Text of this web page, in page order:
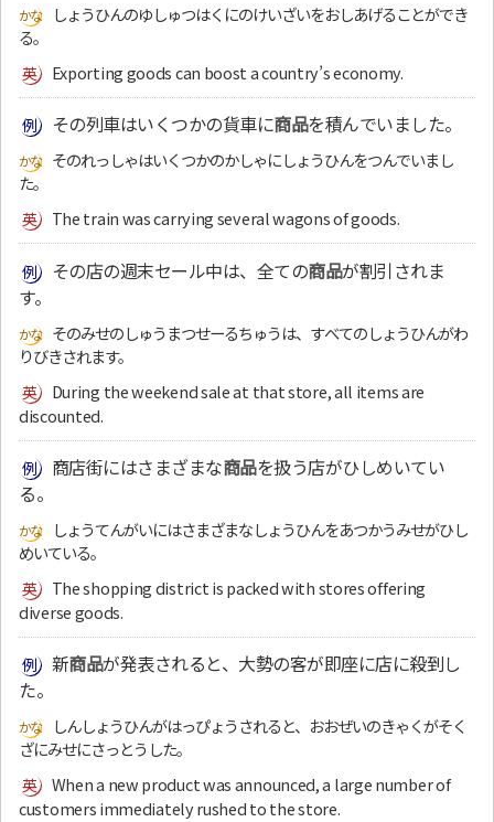
しょうひんのゆしゅつはくにのけいざいをおしあげることができ
る。
Exporting goods can boost a country’s economy.
その列車はいくつかの貨車に商品を積んでいました。
そのれっしゃはいくつかのかしゃにしょうひんをつんでいまし
た。
The train was carrying several wagons of goods.
その店の週末セール中は、全ての商品が割引されま
す。
そのみせのしゅうまつせーるちゅうは、すべてのしょうひんがわ
りびきされます。
During the weekend sale at that store, all items are
discounted.
商店街にはさまざまな商品を扱う店がひしめいてい
る。
しょうてんがいにはさまざまなしょうひんをあつかうみせがひし
めいている。
The shopping district is packed with stores offering
diverse goods.
新商品が発表されると、大勢の客が即座に店に殺到し
た。
しんしょうひんがはっぴょうされると、おおぜいのきゃくがそく
ざにみせにさっとうした。
When a new product was announced, a large number of
customers immediately rushed to the store.